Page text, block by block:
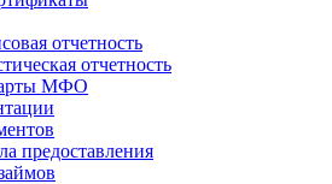
отчетность
отчетность
МФО
предоставления